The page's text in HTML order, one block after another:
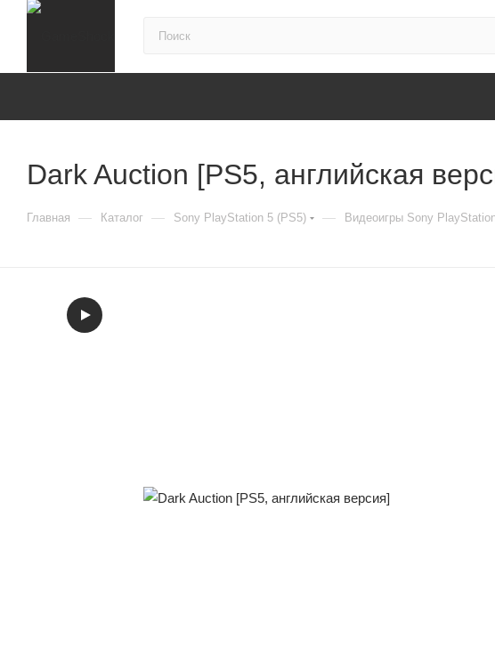
Dark Auction [PS5, английская
Главная — Каталог — Sony PlayStation 5 (PS5) — Видеоигры Sony